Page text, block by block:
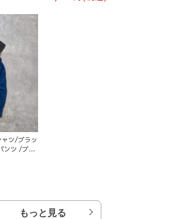
ャツ/ブラッ
ンツ /ブル
もっと見る